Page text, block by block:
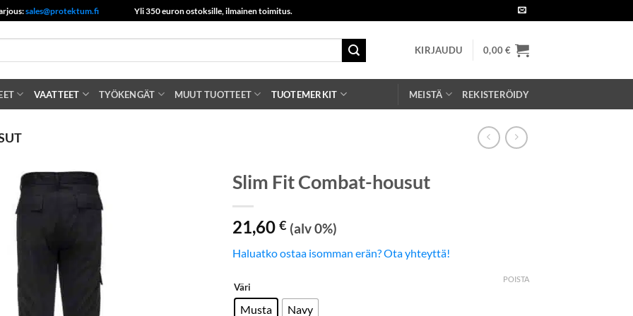
sales@protektum.fiYli 350 euron ostoksille, ilmainen toimitus.
KIRJAUDU 0,00€
VAATTEET TYÖKENGÄT MUUT TUOTTEET TUOTEMERKIT MEISTÄ REKISTERÖIDY
Slim Fit Combat-housut
21,60 € (alv 0%)
Haluatko ostaa isomman erän? Ota yhteyttä!
Väri
Musta Navy
POISTA